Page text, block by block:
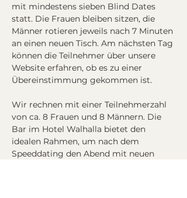
mit mindestens sieben Blind Dates
statt. Die Frauen bleiben sitzen, die
Männer rotieren jeweils nach 7 Minuten
an einen neuen Tisch. Am nächsten Tag
können die Teilnehmer über unsere
Website erfahren, ob es zu einer
Übereinstimmung gekommen ist.
Wir rechnen mit einer Teilnehmerzahl
von ca. 8 Frauen und 8 Männern. Die
Bar im Hotel Walhalla bietet den
idealen Rahmen, um nach dem
Speeddating den Abend mit neuen